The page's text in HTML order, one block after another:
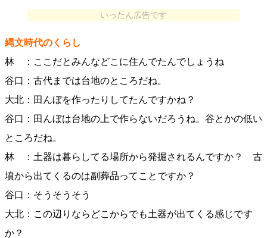
いったん広告です
縄文時代のくらし
林 ：ここだとみんなどこに住んでたんでしょうね
谷口：古代までは台地のところだね。
大北：田んぼを作ったりしてたんですかね？
谷口：田んぼは台地の上で作らないだろうね。谷とかの低い
ところだね。
林 ：土器は暮らしてる場所から発掘されるんですか？ 古
墳から出てくるのは副葬品ってことですか？
谷口：そうそうそう
大北：この辺りならどこからでも土器が出てくる感じです
か？